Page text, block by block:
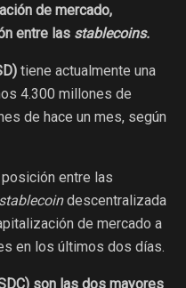
de mercado,
entre las stablecoins.
tiene actualmente una
4.300 millones de
de hace un mes, según
posición entre las
stablecoindescentralizada
de mercado a
en los últimos dos días.
son las dos mayores